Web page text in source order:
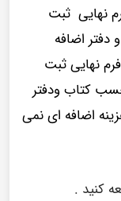
نهایی ثبت
اضافه
نهایی ثبت
کتاب ودفتر
اضافه ای نمی
کنید .